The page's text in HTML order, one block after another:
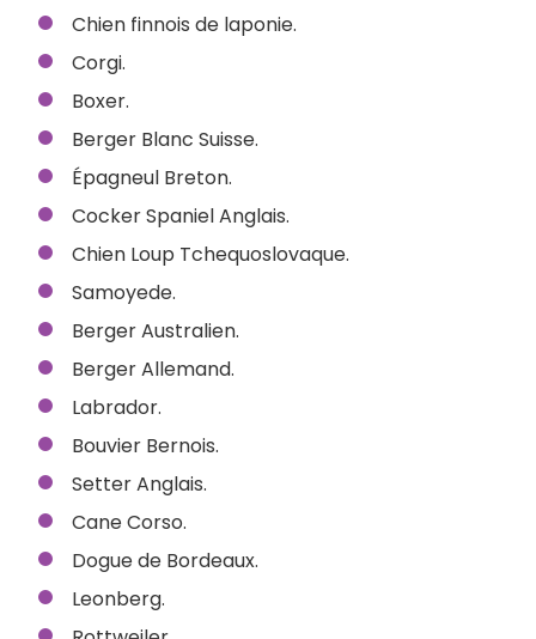
Chien finnois de laponie.
Corgi.
Boxer.
Berger Blanc Suisse.
Épagneul Breton.
Cocker Spaniel Anglais.
Chien Loup Tchequoslovaque.
Samoyede.
Berger Australien.
Berger Allemand.
Labrador.
Bouvier Bernois.
Setter Anglais.
Cane Corso.
Dogue de Bordeaux.
Leonberg.